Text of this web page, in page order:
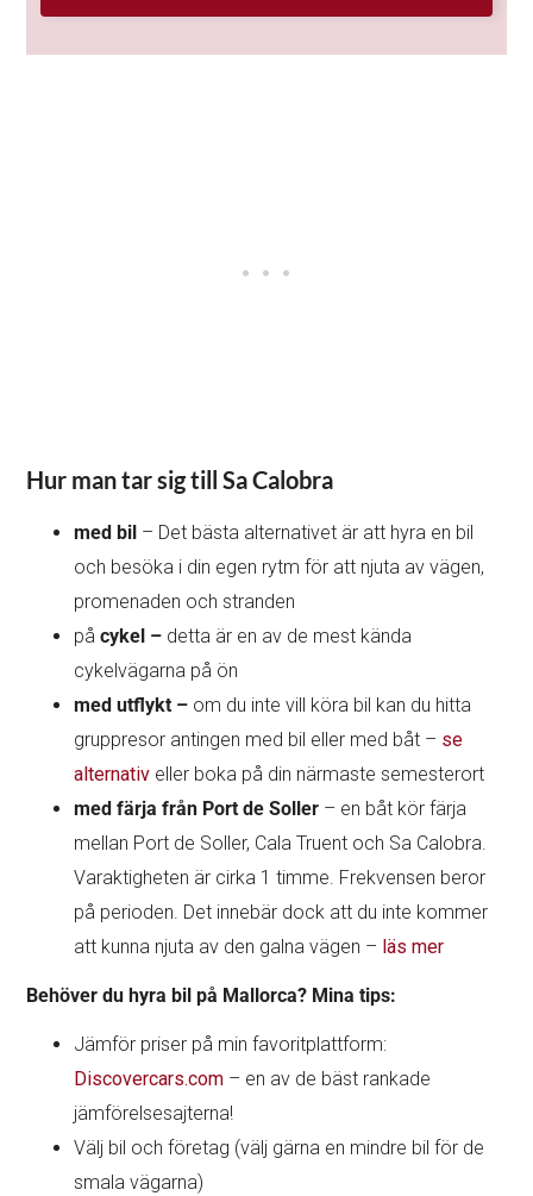
Hur man tar sig till Sa Calobra
med bil – Det bästa alternativet är att hyra en bil
och besöka i din egen rytm för att njuta av vägen,
promenaden och stranden
påcykel – detta är en av de mest kända
cykelvägarna på ön
med utflykt – om du inte vill köra bil kan du hitta
gruppresor antingen med bil eller med båt – se
alternativ eller boka på din närmaste semesterort
med färja från Port de Soller – en båt kör färja
mellan Port de Soller, Cala Truent och Sa Calobra.
Varaktigheten är cirka 1 timme. Frekvensen beror
på perioden. Det innebär dock att du inte kommer
att kunna njuta av den galna vägen – läs mer
Behöver du hyra bil på Mallorca? Mina tips:
Jämför priser på min favoritplattform:
Discovercars.com – en av de bäst rankade
jämförelsesajterna!
Välj bil och företag (välj gärna en mindre bil för de
smala vägarna)